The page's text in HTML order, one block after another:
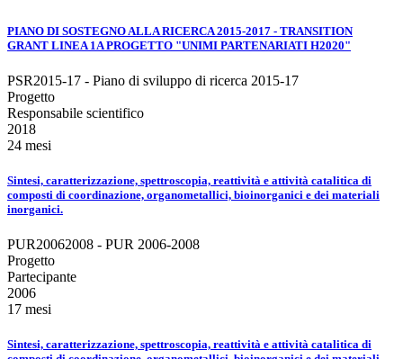
PIANO DI SOSTEGNO ALLA RICERCA 2015-2017 - TRANSITION
GRANT LINEA 1A PROGETTO "UNIMI PARTENARIATI H2020"
PSR2015-17 - Piano di sviluppo di ricerca 2015-17
Progetto
Responsabile scientifico
2018
24 mesi
Sintesi, caratterizzazione, spettroscopia, reattività e attività catalitica di
composti di coordinazione, organometallici, bioinorganici e dei materiali
inorganici.
PUR20062008 - PUR 2006-2008
Progetto
Partecipante
2006
17 mesi
Sintesi, caratterizzazione, spettroscopia, reattività e attività catalitica di